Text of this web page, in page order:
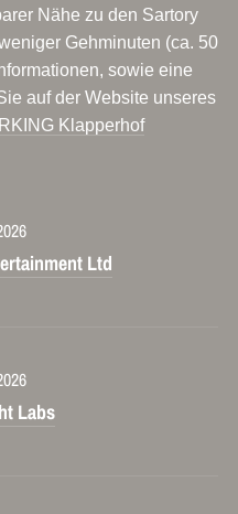
Nähe zu den Sartory
Gehminuten (ca. 50
sowie eine
auf der Website unseres
Klapperhof
Ltd
Labs